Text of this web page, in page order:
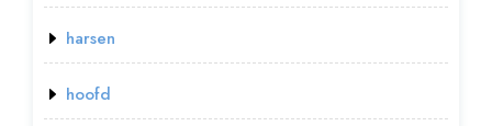
harsen
hoofd